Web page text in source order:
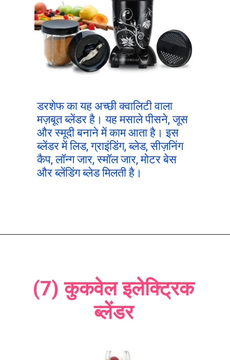
डरशेफ का यह अच्छी क्वालिटी वाला
मज़बूत ब्लेंडर है। यह मसाले पीसने, जूस
और स्मूदी बनाने में काम आता है। इस
ब्लेंडर में लिड, ग्राइंडिंग, ब्लेड, सीज़निंग
कैप, लॉन्ग जार, स्मॉल जार, मोटर बेस
और ब्लेंडिंग ब्लेड मिलती है।
(7) कुकवेल इलेक्ट्रिक
ब्लेंडर